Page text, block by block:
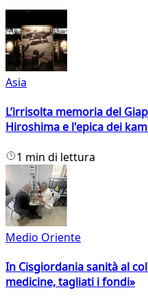
Asia
L’irrisolta memoria del
Hiroshima e l'epica dei
1 min di lettura
Medio Oriente
In Cisgiordania sanità al
medicine, tagliati i fondi»